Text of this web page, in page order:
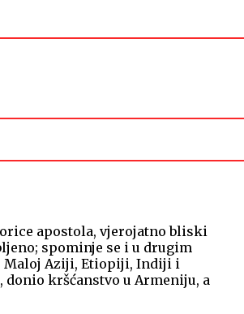
apostola, vjerojatno bliski
spominje se i u drugim
Maloj Aziji, Etiopiji, Indiji i
donio kršćanstvo u Armeniju, a